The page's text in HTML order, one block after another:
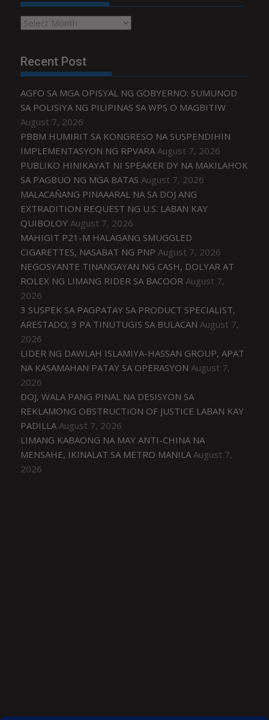
Archives
Recent Post
AGFO SA MGA OPISYAL NG GOBYERNO: SUMUNOD
SA POLISIYA NG PILIPINAS SA WPS O MAGBITIW
August 7, 2026
PBBM HUMIRIT SA KONGRESO NA SUSPENDIHIN
IMPLEMENTASYON NG RPVARA August 7, 2026
PUBLIKO HINIKAYAT NI SPEAKER DY NA MAKILAHOK
SA PAGBUO NG MGA BATAS August 7, 2026
MALACAÑANG PINAAARAL NA SA DOJ ANG
EXTRADITION REQUEST NG U.S. LABAN KAY
QUIBOLOY August 7, 2026
MAHIGIT P21-M HALAGANG SMUGGLED
CIGARETTES, NASABAT NG PNP August 7, 2026
NEGOSYANTE TINANGAYAN NG CASH, DOLYAR AT
ROLEX NG LIMANG RIDER SA BACOOR August 7,
2026
3 SUSPEK SA PAGPATAY SA PRODUCT SPECIALIST,
ARESTADO; 3 PA TINUTUGIS SA BULACAN August 7,
2026
LIDER NG DAWLAH ISLAMIYA-HASSAN GROUP, APAT
NA KASAMAHAN PATAY SA OPERASYON August 7,
2026
DOJ, WALA PANG PINAL NA DESISYON SA
REKLAMONG OBSTRUCTION OF JUSTICE LABAN KAY
PADILLA August 7, 2026
LIMANG KABAONG NA MAY ANTI-CHINA NA
MENSAHE, IKINALAT SA METRO MANILA August 7,
2026